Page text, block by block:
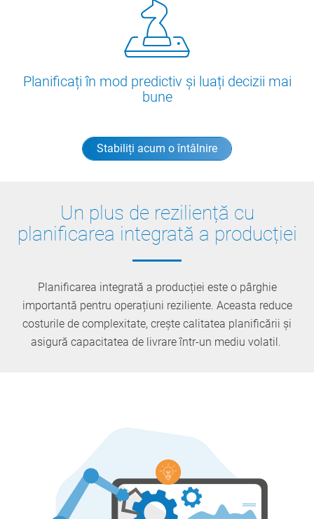
Planificați în mod predictiv și luați decizii mai
bune
Stabiliți acum o întâlnire
Un plus de reziliență cu
planificarea integrată a producției
Planificarea integrată a producției este o pârghie
importantă pentru operațiuni reziliente. Aceasta reduce
costurile de complexitate, crește calitatea planificării și
asigură capacitatea de livrare într-un mediu volatil.